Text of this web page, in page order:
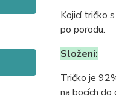
Kojicí tričko
po porodu.
Složení:
Tričko je
na bocích